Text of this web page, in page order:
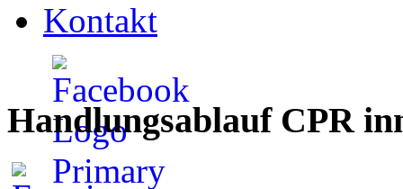
Kontakt
Handlungsablauf CPR